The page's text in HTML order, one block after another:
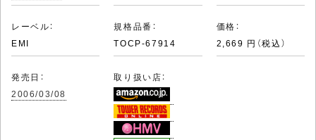
レーベル：
EMI
規格品番：
TOCP-67914
価格：
2,669 円（税込）
発売日：
2006/03/08
取り扱い店：